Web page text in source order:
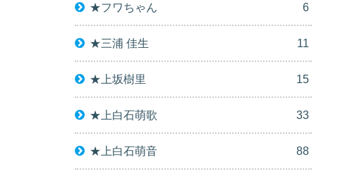
★フワちゃん 6
★三浦 佳生 11
★上坂樹里 15
★上白石萌歌 33
★上白石萌音 88